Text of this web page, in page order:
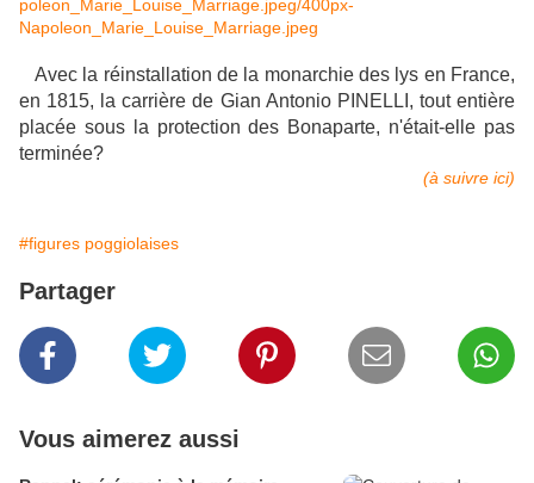
Avec la réinstallation de la monarchie des lys en France,
en 1815, la carrière de Gian Antonio PINELLI, tout entière
placée sous la protection des Bonaparte, n'était-elle pas
terminée?
(à suivre ici)
#figures poggiolaises
Partager
Vous aimerez aussi